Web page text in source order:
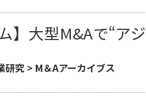
】大型M&Aで“ア
研究 > M＆Aアーカイブス